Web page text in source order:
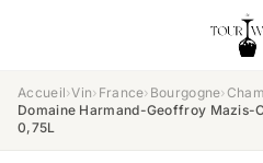
Accueil›Vin› France› Bourgogne›
Domaine Harmand-Geoffroy Mazis-
0,75L